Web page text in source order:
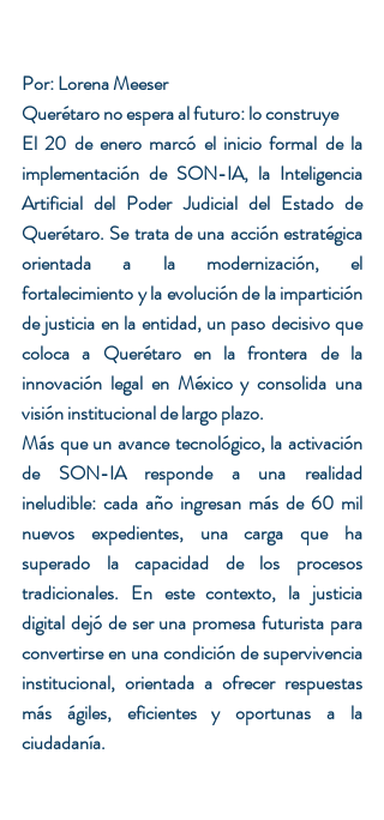
Por: Lorena Meeser
Querétaro no espera al futuro: lo construye
El 20 de enero marcó el inicio formal de la
implementación de SON-IA, la Inteligencia
Artificial del Poder Judicial del Estado de
Querétaro. Se trata de una acción estratégica
orientada a la modernización, el
fortalecimiento y la evolución de la impartición
de justicia en la entidad, un paso decisivo que
coloca a Querétaro en la frontera de la
innovación legal en México y consolida una
visión institucional de largo plazo.
Más que un avance tecnológico, la activación
de SON-IA responde a una realidad
ineludible: cada año ingresan más de 60 mil
nuevos expedientes, una carga que ha
superado la capacidad de los procesos
tradicionales. En este contexto, la justicia
digital dejó de ser una promesa futurista para
convertirse en una condición de supervivencia
institucional, orientada a ofrecer respuestas
más ágiles, eficientes y oportunas a la
ciudadanía.